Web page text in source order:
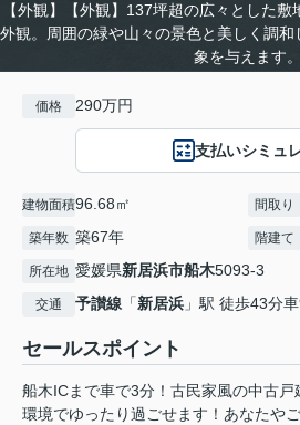
【外観】【外観】137坪超の広々とした
外観。周囲の緑や山々の景色と美しく調
象を与えます。
価格 290万円
支払いシミュ
建物面積96.68㎡ 間取り
築年数 築67年 階建て
所在地 愛媛県新居浜市船木5093-3
交通 予讃線 「新居浜 」駅 徒歩43分
セールスポイント
船木ICまで車で3分！古民家風の中古
環境でゆったり過ごせます！あなたや